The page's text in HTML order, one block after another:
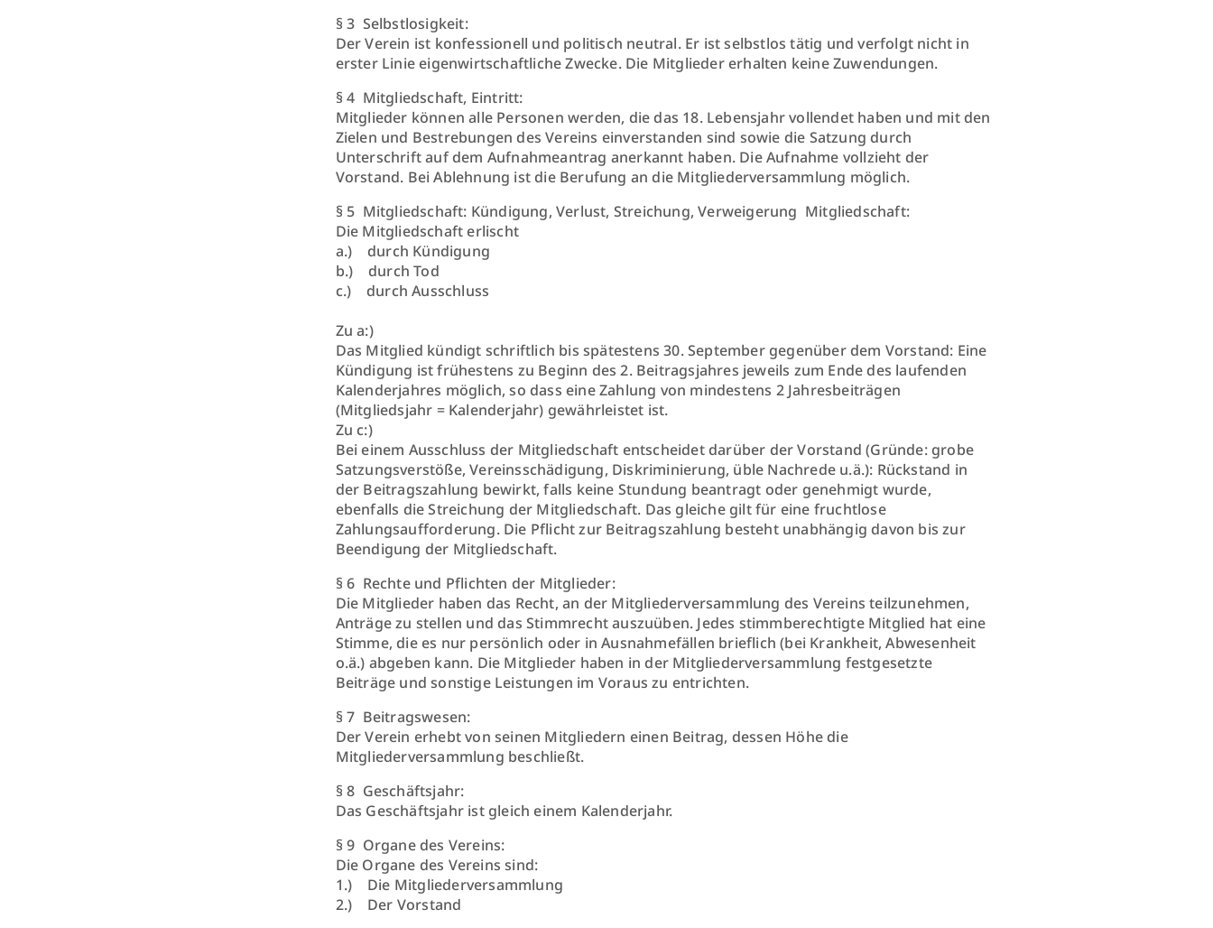
§ 3 Selbstlosigkeit:
Der Verein ist konfessionell und politisch neutral. Er ist selbstlos tätig und verfolgt nicht in
erster Linie eigenwirtschaftliche Zwecke. Die Mitglieder erhalten keine Zuwendungen.
§ 4 Mitgliedschaft, Eintritt:
Mitglieder können alle Personen werden, die das 18. Lebensjahr vollendet haben und mit den
Zielen und Bestrebungen des Vereins einverstanden sind sowie die Satzung durch
Unterschrift auf dem Aufnahmeantrag anerkannt haben. Die Aufnahme vollzieht der
Vorstand. Bei Ablehnung ist die Berufung an die Mitgliederversammlung möglich.
§ 5 Mitgliedschaft: Kündigung, Verlust, Streichung, Verweigerung Mitgliedschaft:
Die Mitgliedschaft erlischt
a.) durch Kündigung
b.) durch Tod
c.) durch Ausschluss
Zu a:)
Das Mitglied kündigt schriftlich bis spätestens 30. September gegenüber dem Vorstand: Eine
Kündigung ist frühestens zu Beginn des 2. Beitragsjahres jeweils zum Ende des laufenden
Kalenderjahres möglich, so dass eine Zahlung von mindestens 2 Jahresbeiträgen
(Mitgliedsjahr = Kalenderjahr) gewährleistet ist.
Zu c:)
Bei einem Ausschluss der Mitgliedschaft entscheidet darüber der Vorstand (Gründe: grobe
Satzungsverstöße, Vereinsschädigung, Diskriminierung, üble Nachrede u.ä.): Rückstand in
der Beitragszahlung bewirkt, falls keine Stundung beantragt oder genehmigt wurde,
ebenfalls die Streichung der Mitgliedschaft. Das gleiche gilt für eine fruchtlose
Zahlungsaufforderung. Die Pflicht zur Beitragszahlung besteht unabhängig davon bis zur
Beendigung der Mitgliedschaft.
§ 6 Rechte und Pflichten der Mitglieder:
Die Mitglieder haben das Recht, an der Mitgliederversammlung des Vereins teilzunehmen,
Anträge zu stellen und das Stimmrecht auszuüben. Jedes stimmberechtigte Mitglied hat eine
Stimme, die es nur persönlich oder in Ausnahmefällen brieflich (bei Krankheit, Abwesenheit
o.ä.) abgeben kann. Die Mitglieder haben in der Mitgliederversammlung festgesetzte
Beiträge und sonstige Leistungen im Voraus zu entrichten.
§ 7 Beitragswesen:
Der Verein erhebt von seinen Mitgliedern einen Beitrag, dessen Höhe die
Mitgliederversammlung beschließt.
§ 8 Geschäftsjahr:
Das Geschäftsjahr ist gleich einem Kalenderjahr.
§ 9 Organe des Vereins:
Die Organe des Vereins sind:
1.) Die Mitgliederversammlung
2.) Der Vorstand